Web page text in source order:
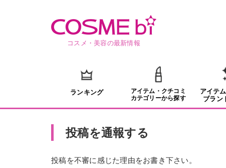
コスメ・美容の最新情報
ランキング
アイテム・クチコミ
カテゴリーから探す
アイテ
ブラン
投稿を通報する
投稿を不審に感じた理由をお書き下さい。